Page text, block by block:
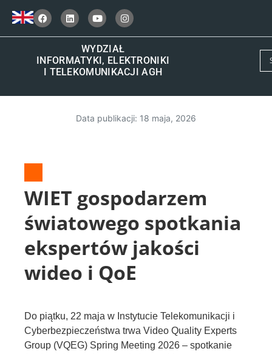
WYDZIAŁ
INFORMATYKI, ELEKTRONIKI
I TELEKOMUNIKACJI AGH
Data publikacji: 18 maja, 2026
WIET gospodarzem
światowego spotkania
ekspertów jakości
wideo i QoE
Do piątku, 22 maja w Instytucie Telekomunikacji i
Cyberbezpieczeństwa trwa Video Quality Experts
Group (VQEG) Spring Meeting 2026 – spotkanie